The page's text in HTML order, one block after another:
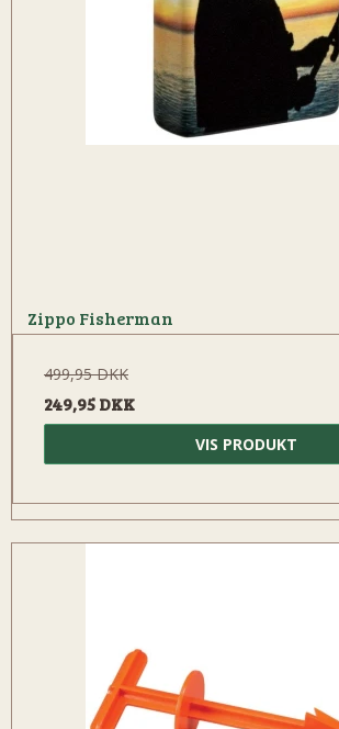
Zippo Fisherman
499,95 DKK
249,95 DKK
VIS PRODUKT